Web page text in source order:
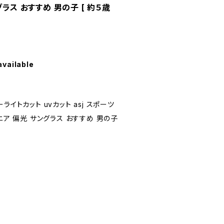
ス おすすめ 男の子 [ 約５歳
イトカット uvカット asj スポーツ
ア 偏光 サングラス おすすめ 男の子